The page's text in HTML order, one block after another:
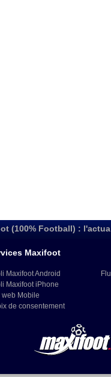
(100% Football) :
Maxifoot
Maxifoot Android
Maxifoot iPhone
web Mobile
de consentement